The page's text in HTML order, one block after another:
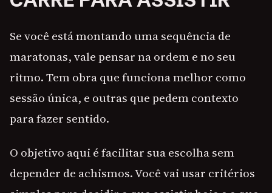
Se você está montando uma sequência de
maratonas, vale pensar na ordem e no seu
ritmo. Tem obra que funciona melhor como
sessão única, e outras que pedem contexto
para fazer sentido.
O objetivo aqui é facilitar sua escolha sem
depender de achismos. Você vai usar critérios